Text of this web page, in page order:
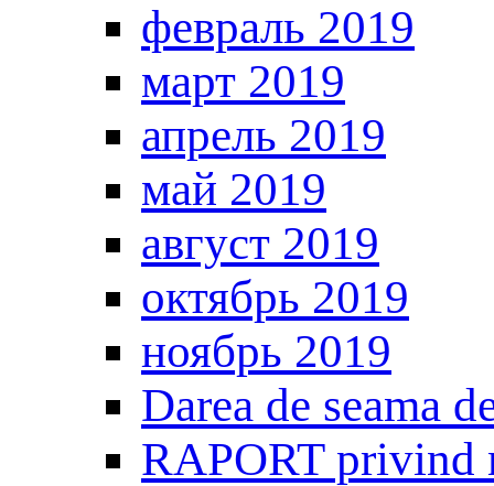
февраль 2019
март 2019
апрель 2019
май 2019
август 2019
октябрь 2019
ноябрь 2019
Darea de seama
RAPORT privind